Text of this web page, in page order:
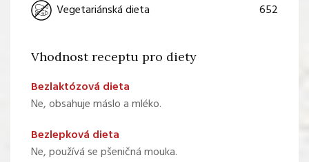
Vegetariánská dieta
652
Vhodnost receptu pro diety
Bezlaktózová dieta
Ne, obsahuje máslo a mléko.
Bezlepková dieta
Ne, používá se pšeničná mouka.